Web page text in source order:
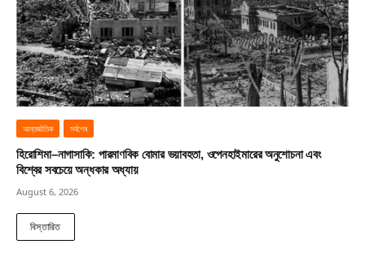
আন্তর্জাতিক সর্বশেষ
হিরোশিমা–নাগাসাকি: পারমাণবিক বোমার ভয়াবহতা, ওপেনহাইমারের অনুশোচনা এবং
বিশ্বের সবচেয়ে অন্ধকার অধ্যায়
August 6, 2026
বিস্তারিত